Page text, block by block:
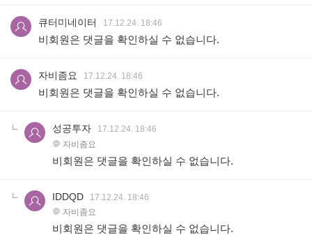
큐터미네이터 17.12.24. 18:46
비회원은 댓글을 확인하실 수 없습니다.
자비좀요 17.12.24. 18:46
비회원은 댓글을 확인하실 수 없습니다.
성공투자
17.12.24. 18:46
자비좀요
비회원은 댓글을 확인하실 수 없습니다.
IDDQD
17.12.24. 18:46
자비좀요
비회원은 댓글을 확인하실 수 없습니다.